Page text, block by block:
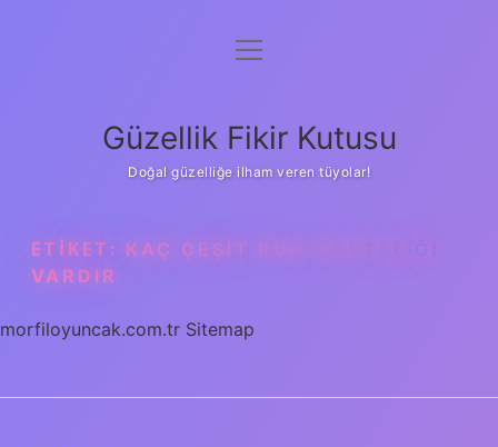
Anasayfa
Yasal Uyarı
menüyü
Güzellik Fikir Kutusu
Doğal güzelliğe ilham veren tüyolar!
ETIKET: KAÇ ÇEŞIT RUH HASTALIĞI
VARDIR
morfiloyuncak.com.tr Sitemap